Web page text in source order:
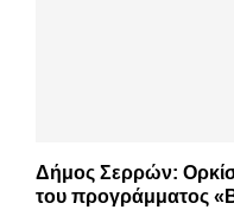
Δήμος Σερρών:
του προγράμματος